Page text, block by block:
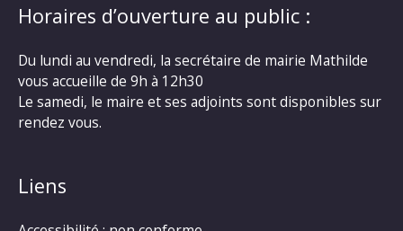
Horaires d’ouverture au public :
Du lundi au vendredi, la secrétaire de mairie Mathilde
vous accueille de 9h à 12h30
Le samedi, le maire et ses adjoints sont disponibles sur
rendez vous.
Liens